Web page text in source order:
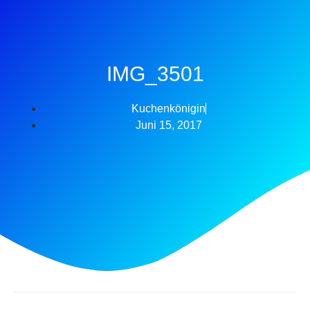
IMG_3501
Kuchenkönigin
Juni 15, 2017